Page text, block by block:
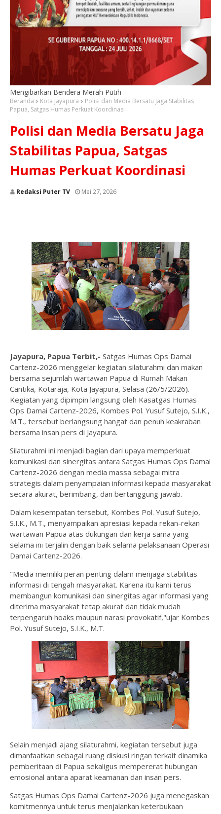
Mengibarkan Bendera Merah Putih
Beranda Kota Jayapura
Polisi dan Media Bersatu Jaga Stabilitas
Papua, Satgas Humas Perkuat Koordinasi
Polisi dan Media Bersatu Jaga
Stabilitas Papua, Satgas
Humas Perkuat Koordinasi
Redaksi Puter TV Mei 27, 2026
Jayapura, Papua Terbit,- Satgas Humas Ops Damai
Cartenz-2026 menggelar kegiatan silaturahmi dan makan
bersama sejumlah wartawan Papua di Rumah Makan
Cantika, Kotaraja, Kota Jayapura, Selasa (26/5/2026).
Kegiatan yang dipimpin langsung oleh Kasatgas Humas
Ops Damai Cartenz-2026, Kombes Pol. Yusuf Sutejo, S.I.K.,
M.T., tersebut berlangsung hangat dan penuh keakraban
bersama insan pers di Jayapura.
Silaturahmi ini menjadi bagian dari upaya memperkuat
komunikasi dan sinergitas antara Satgas Humas Ops Damai
Cartenz-2026 dengan media massa sebagai mitra
strategis dalam penyampaian informasi kepada masyarakat
secara akurat, berimbang, dan bertanggung jawab.
Dalam kesempatan tersebut, Kombes Pol. Yusuf Sutejo,
S.I.K., M.T., menyampaikan apresiasi kepada rekan-rekan
wartawan Papua atas dukungan dan kerja sama yang
selama ini terjalin dengan baik selama pelaksanaan Operasi
Damai Cartenz-2026.
"Media memiliki peran penting dalam menjaga stabilitas
informasi di tengah masyarakat. Karena itu kami terus
membangun komunikasi dan sinergitas agar informasi yang
diterima masyarakat tetap akurat dan tidak mudah
terpengaruh hoaks maupun narasi provokatif,"ujar Kombes
Pol. Yusuf Sutejo, S.I.K., M.T.
Selain menjadi ajang silaturahmi, kegiatan tersebut juga
dimanfaatkan sebagai ruang diskusi ringan terkait dinamika
pemberitaan di Papua sekaligus mempererat hubungan
emosional antara aparat keamanan dan insan pers.
Satgas Humas Ops Damai Cartenz-2026 juga menegaskan
komitmennya untuk terus menjalankan keterbukaan